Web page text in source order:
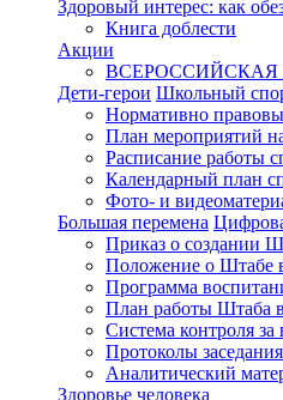
Здоровый интерес: как
Книга доблести
Акции
Дети-герои Школьный
Нормативно
План мероприятий
Расписание работы
Календарный план
Фото- и
Большая перемена
Приказ о создании
Положение о Штабе
Программа
План работы Штаба
Система контроля
Протоколы
Аналитический
Здоровье человека